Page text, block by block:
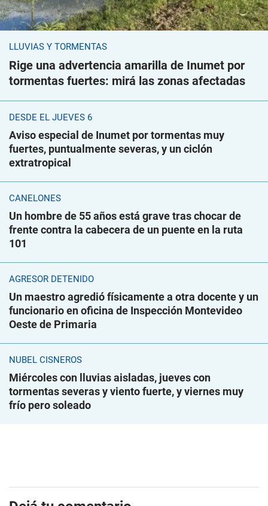
LLUVIAS Y TORMENTAS
Rige una advertencia amarilla de Inumet por
tormentas fuertes: mirá las zonas afectadas
DESDE EL JUEVES 6
Aviso especial de Inumet por tormentas muy
fuertes, puntualmente severas, y un ciclón
extratropical
CANELONES
Un hombre de 55 años está grave tras chocar de
frente contra la cabecera de un puente en la ruta
101
AGRESOR DETENIDO
Un maestro agredió físicamente a otra docente y un
funcionario en oficina de Inspección Montevideo
Oeste de Primaria
NUBEL CISNEROS
Miércoles con lluvias aisladas, jueves con
tormentas severas y viento fuerte, y viernes muy
frío pero soleado